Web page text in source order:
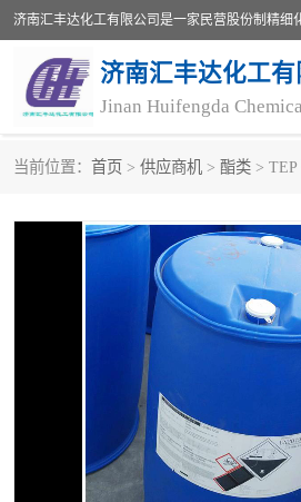
济南汇丰达化工有
Jinan Huifengda
当前位置： 首页 > 供应商机 > 酯类 >
醚
酚
添加剂助剂 十